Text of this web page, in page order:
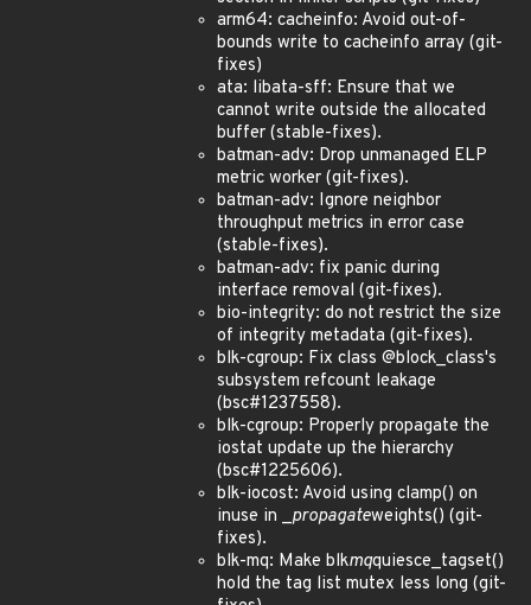
arm64: cacheinfo: Avoid out-of-
bounds write to cacheinfo array (git-
fixes)
ata: libata-sff: Ensure that we
cannot write outside the allocated
buffer (stable-fixes).
batman-adv: Drop unmanaged ELP
metric worker (git-fixes).
batman-adv: Ignore neighbor
throughput metrics in error case
(stable-fixes).
batman-adv: fix panic during
interface removal (git-fixes).
bio-integrity: do not restrict the size
of integrity metadata (git-fixes).
blk-cgroup: Fix class @block_class's
subsystem refcount leakage
(bsc#1237558).
blk-cgroup: Properly propagate the
iostat update up the hierarchy
(bsc#1225606).
blk-iocost: Avoid using clamp() on
inuse in _propagateweights() (git-
fixes).
blk-mq: Make blkmqquiesce_tagset()
hold the tag list mutex less long (git-